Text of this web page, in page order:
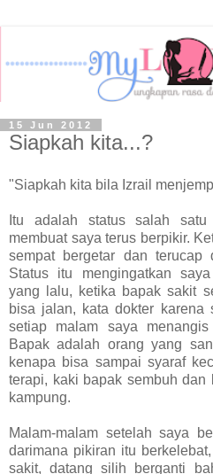
15 Jun 2012
Siapkah kita...?
"Siapkah kita bila Izrail
Itu adalah status salah
membuat saya terus berpikir.
sempat bergetar dan
Status itu mengingatkan
yang lalu, ketika bapak sakit
bisa jalan, kata dokter karena
setiap malam saya
Bapak adalah orang yang
kenapa bisa sampai syaraf
terapi, kaki bapak sembuh
kampung.
Malam-malam setelah saya
darimana pikiran itu
sakit, datang silih berganti